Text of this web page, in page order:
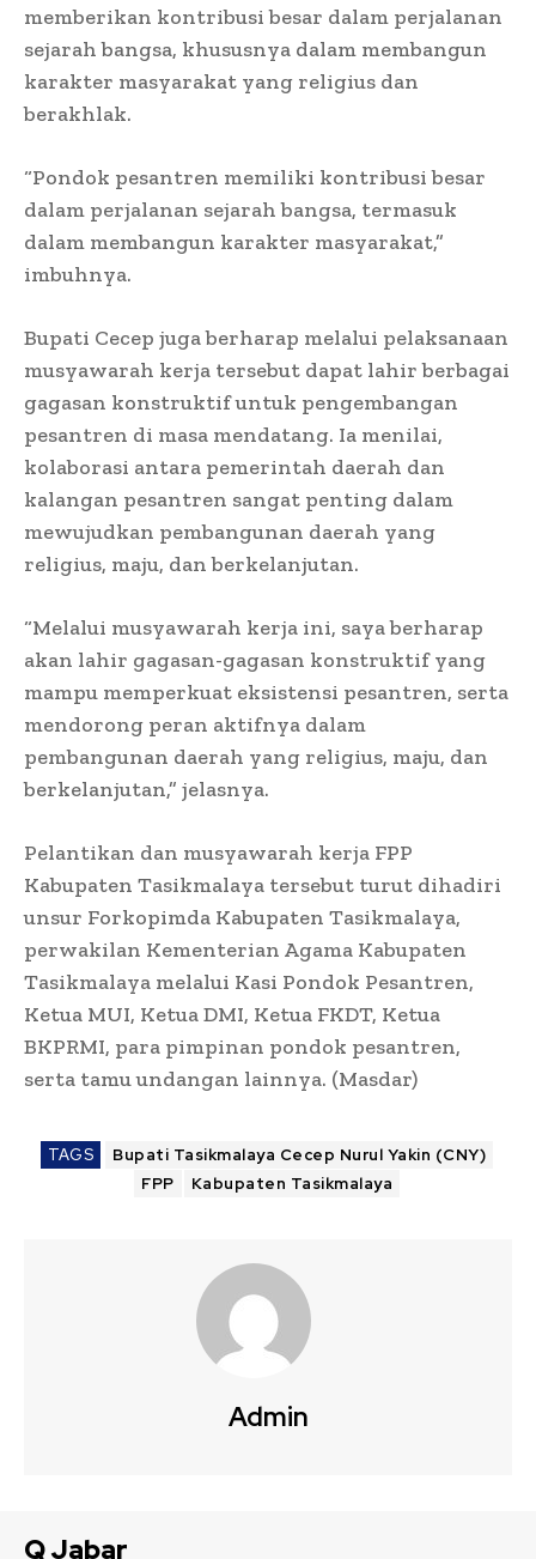
memberikan kontribusi besar dalam perjalanan
sejarah bangsa, khususnya dalam membangun
karakter masyarakat yang religius dan
berakhlak.
“Pondok pesantren memiliki kontribusi besar
dalam perjalanan sejarah bangsa, termasuk
dalam membangun karakter masyarakat,”
imbuhnya.
Bupati Cecep juga berharap melalui pelaksanaan
musyawarah kerja tersebut dapat lahir berbagai
gagasan konstruktif untuk pengembangan
pesantren di masa mendatang. Ia menilai,
kolaborasi antara pemerintah daerah dan
kalangan pesantren sangat penting dalam
mewujudkan pembangunan daerah yang
religius, maju, dan berkelanjutan.
“Melalui musyawarah kerja ini, saya berharap
akan lahir gagasan-gagasan konstruktif yang
mampu memperkuat eksistensi pesantren, serta
mendorong peran aktifnya dalam
pembangunan daerah yang religius, maju, dan
berkelanjutan,” jelasnya.
Pelantikan dan musyawarah kerja FPP
Kabupaten Tasikmalaya tersebut turut dihadiri
unsur Forkopimda Kabupaten Tasikmalaya,
perwakilan Kementerian Agama Kabupaten
Tasikmalaya melalui Kasi Pondok Pesantren,
Ketua MUI, Ketua DMI, Ketua FKDT, Ketua
BKPRMI, para pimpinan pondok pesantren,
serta tamu undangan lainnya. (Masdar)
TAGS
Bupati Tasikmalaya Cecep Nurul Yakin (CNY)
FPP
Kabupaten Tasikmalaya
Admin
Q Jabar